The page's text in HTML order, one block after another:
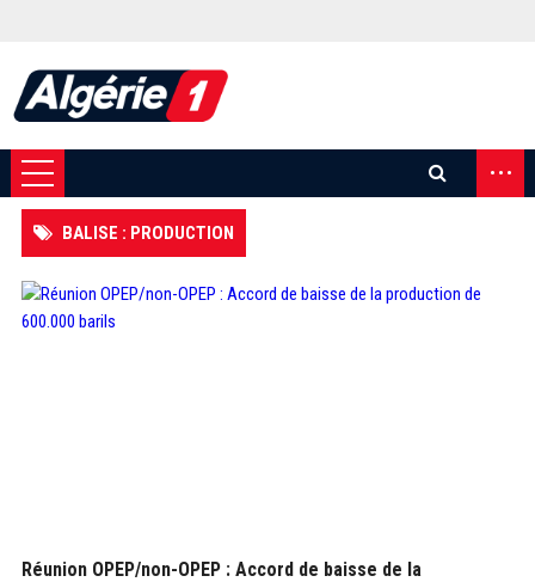
...
BALISE : PRODUCTION
Réunion OPEP/non-OPEP : Accord de baisse de la